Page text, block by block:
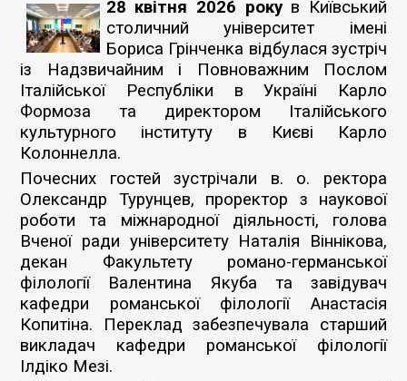
28 квітня 2026 рокув Київський
столичний університет імені
Бориса Грінченка відбулася зустріч
із Надзвичайним і Повноважним Послом
Італійської Республіки в Україні Карло
Формоза та директором Італійського
культурного інституту в Києві Карло
Колоннелла.
Почесних гостей зустрічали в. о. ректора
Олександр Турунцев, проректор з наукової
роботи та міжнародної діяльності, голова
Вченої ради університету Наталія Віннікова,
декан Факультету романо-германської
філології Валентина Якуба та завідувач
кафедри романської філології Анастасія
Копитіна. Переклад забезпечувала старший
викладач кафедри романської філології
Ілдіко Мезі.